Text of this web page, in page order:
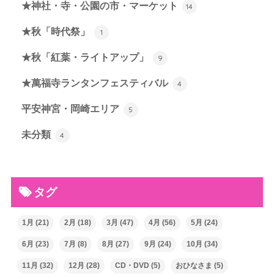
★神社・寺・公園の市・マーケット 14
★秋「時代祭」 1
★秋「紅葉・ライトアップ」 9
★萬福寺ランタンフェスティバル 4
平安神宮・岡崎エリア 5
未分類 4
タグ
1月 (21) 2月 (18) 3月 (47) 4月 (56) 5月 (24)
6月 (23) 7月 (8) 8月 (27) 9月 (24) 10月 (34)
11月 (32) 12月 (28) CD・DVD (5) おひなさま (5)